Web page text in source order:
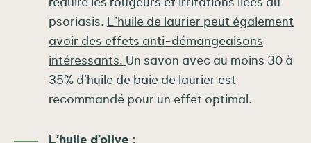
réduire les rougeurs et irritations liées au
psoriasis.
L’huile de laurier peut également
avoir des effets anti-démangeaisons
intéressants. Un savon avec au moins 30 à
35% d’huile de baie de laurier est
recommandé pour un effet optimal.
L’huile d’olive :